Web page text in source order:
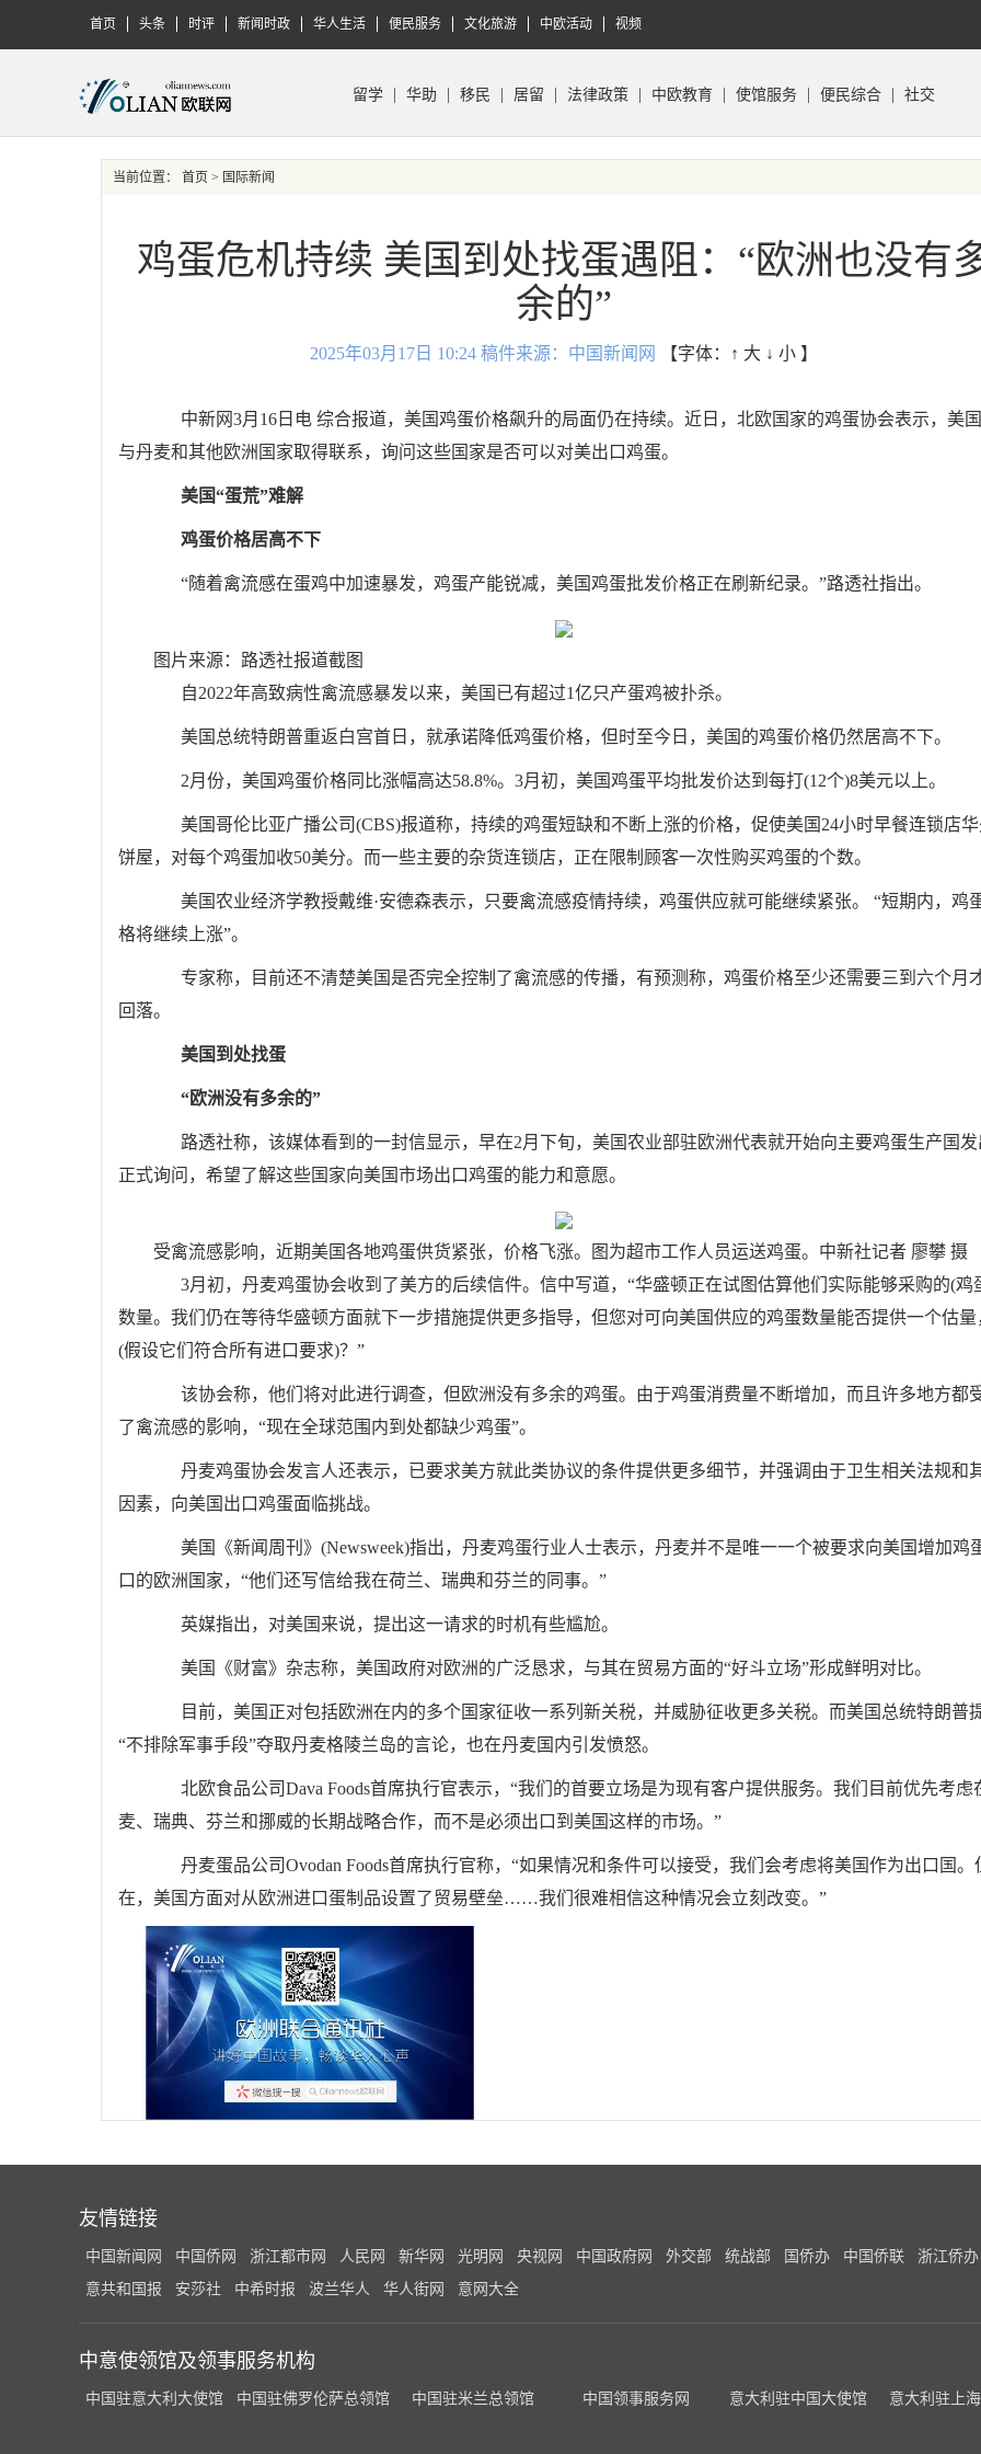
首页 头条 时评 新闻时政 华人生活 便民服务 文化旅游 中欧活动 视频
留学 华助 移民 居留 法律政策 中欧教育 使馆服务 便民综合 社交
当前位置： 首页 > 国际新闻
鸡蛋危机持续 美国到处找蛋遇阻：“欧洲也没有
余的”
2025年03月17日 10:24 稿件来源：中国新闻网 【字体： ↑ 大 ↓ 小 】
中新网3月16日电 综合报道，美国鸡蛋价格飙升的局面仍在持续。近日，北欧国家的鸡蛋协会表示，美
与丹麦和其他欧洲国家取得联系，询问这些国家是否可以对美出口鸡蛋。
美国“蛋荒”难解
鸡蛋价格居高不下
“随着禽流感在蛋鸡中加速暴发，鸡蛋产能锐减，美国鸡蛋批发价格正在刷新纪录。”路透社指出。
图片来源：路透社报道截图
自2022年高致病性禽流感暴发以来，美国已有超过1亿只产蛋鸡被扑杀。
美国总统特朗普重返白宫首日，就承诺降低鸡蛋价格，但时至今日，美国的鸡蛋价格仍然居高不下。
2月份，美国鸡蛋价格同比涨幅高达58.8%。3月初，美国鸡蛋平均批发价达到每打(12个)8美元以上。
美国哥伦比亚广播公司(CBS)报道称，持续的鸡蛋短缺和不断上涨的价格，促使美国24小时早餐连锁店华
饼屋，对每个鸡蛋加收50美分。而一些主要的杂货连锁店，正在限制顾客一次性购买鸡蛋的个数。
美国农业经济学教授戴维·安德森表示，只要禽流感疫情持续，鸡蛋供应就可能继续紧张。 “短期内，鸡
格将继续上涨”。
专家称，目前还不清楚美国是否完全控制了禽流感的传播，有预测称，鸡蛋价格至少还需要三到六个月
回落。
美国到处找蛋
“欧洲没有多余的”
路透社称，该媒体看到的一封信显示，早在2月下旬，美国农业部驻欧洲代表就开始向主要鸡蛋生产国发
正式询问，希望了解这些国家向美国市场出口鸡蛋的能力和意愿。
受禽流感影响，近期美国各地鸡蛋供货紧张，价格飞涨。图为超市工作人员运送鸡蛋。中新社记者 廖攀 摄
3月初，丹麦鸡蛋协会收到了美方的后续信件。信中写道，“华盛顿正在试图估算他们实际能够采购的(鸡
数量。我们仍在等待华盛顿方面就下一步措施提供更多指导，但您对可向美国供应的鸡蛋数量能否提供一个估量
(假设它们符合所有进口要求)？”
该协会称，他们将对此进行调查，但欧洲没有多余的鸡蛋。由于鸡蛋消费量不断增加，而且许多地方都
了禽流感的影响，“现在全球范围内到处都缺少鸡蛋”。
丹麦鸡蛋协会发言人还表示，已要求美方就此类协议的条件提供更多细节，并强调由于卫生相关法规和
因素，向美国出口鸡蛋面临挑战。
美国《新闻周刊》(Newsweek)指出，丹麦鸡蛋行业人士表示，丹麦并不是唯一一个被要求向美国增加鸡
口的欧洲国家，“他们还写信给我在荷兰、瑞典和芬兰的同事。”
英媒指出，对美国来说，提出这一请求的时机有些尴尬。
美国《财富》杂志称，美国政府对欧洲的广泛恳求，与其在贸易方面的“好斗立场”形成鲜明对比。
目前，美国正对包括欧洲在内的多个国家征收一系列新关税，并威胁征收更多关税。而美国总统特朗普
“不排除军事手段”夺取丹麦格陵兰岛的言论，也在丹麦国内引发愤怒。
北欧食品公司Dava Foods首席执行官表示，“我们的首要立场是为现有客户提供服务。我们目前优先考虑
麦、瑞典、芬兰和挪威的长期战略合作，而不是必须出口到美国这样的市场。”
丹麦蛋品公司Ovodan Foods首席执行官称，“如果情况和条件可以接受，我们会考虑将美国作为出口国。
在，美国方面对从欧洲进口蛋制品设置了贸易壁垒……我们很难相信这种情况会立刻改变。”
友情链接
中国新闻网 中国侨网 浙江都市网 人民网 新华网 光明网 央视网 中国政府网 外交部 统战部 国侨办 中国侨联 浙江侨办
意共和国报
安莎社 中希时报 波兰华人 华人街网 意网大全
中意使领馆及领事服务机构
中国驻意大利大使馆 中国驻佛罗伦萨总领馆 中国驻米兰总领馆 中国领事服务网 意大利驻中国大使馆 意大利驻上